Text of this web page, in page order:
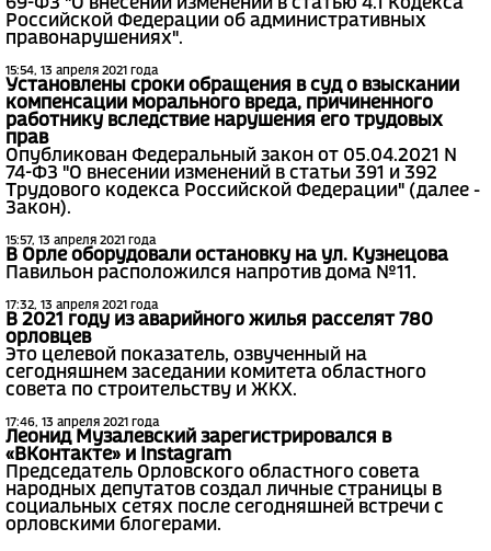
69-ФЗ "О внесении изменений в статью 4.1 Кодекса
Российской Федерации об административных
правонарушениях".
15:54, 13 апреля 2021 года
Установлены сроки обращения в суд о взыскании
компенсации морального вреда, причиненного
работнику вследствие нарушения его трудовых
прав
Опубликован Федеральный закон от 05.04.2021 N
74-ФЗ "О внесении изменений в статьи 391 и 392
Трудового кодекса Российской Федерации" (далее -
Закон).
15:57, 13 апреля 2021 года
В Орле оборудовали остановку на ул. Кузнецова
Павильон расположился напротив дома №11.
17:32, 13 апреля 2021 года
В 2021 году из аварийного жилья расселят 780
орловцев
Это целевой показатель, озвученный на
сегодняшнем заседании комитета областного
совета по строительству и ЖКХ.
17:46, 13 апреля 2021 года
Леонид Музалевский зарегистрировался в
«ВКонтакте» и Instagram
Председатель Орловского областного совета
народных депутатов создал личные страницы в
социальных сетях после сегодняшней встречи с
орловскими блогерами.